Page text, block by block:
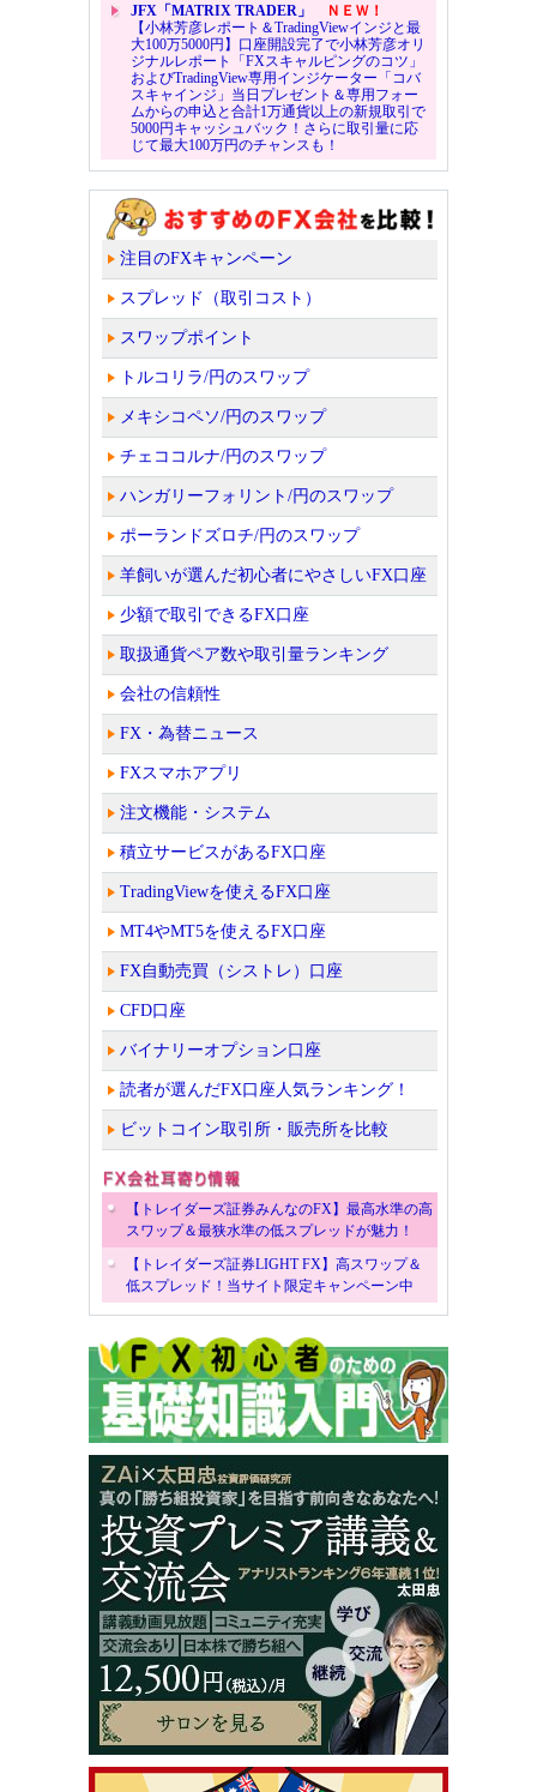
JFX「MATRIX TRADER」
ＮＥＷ！
【小林芳彦レポート＆TradingViewインジと最
大100万5000円】口座開設完了で小林芳彦オリ
ジナルレポート「FXスキャルピングのコツ」
およびTradingView専用インジケーター「コバ
スキャインジ」当日プレゼント＆専用フォー
ムからの申込と合計1万通貨以上の新規取引で
5000円キャッシュバック！さらに取引量に応
じて最大100万円のチャンスも！
注目のFXキャンペーン
スプレッド（取引コスト）
スワップポイント
トルコリラ/円のスワップ
メキシコペソ/円のスワップ
チェココルナ/円のスワップ
ハンガリーフォリント/円のスワップ
ポーランドズロチ/円のスワップ
羊飼いが選んだ初心者にやさしいFX口座
少額で取引できるFX口座
取扱通貨ペア数や取引量ランキング
会社の信頼性
FX・為替ニュース
FXスマホアプリ
注文機能・システム
積立サービスがあるFX口座
TradingViewを使えるFX口座
MT4やMT5を使えるFX口座
FX自動売買（シストレ）口座
CFD口座
バイナリーオプション口座
読者が選んだFX口座人気ランキング！
ビットコイン取引所・販売所を比較
【トレイダーズ証券みんなのFX】最高水準の高
スワップ＆最狭水準の低スプレッドが魅力！
【トレイダーズ証券LIGHT FX】高スワップ＆
低スプレッド！当サイト限定キャンペーン中